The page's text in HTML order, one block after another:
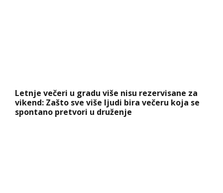
Letnje večeri u gradu više nisu rezervisane za
vikend: Zašto sve više ljudi bira večeru koja se
spontano pretvori u druženje